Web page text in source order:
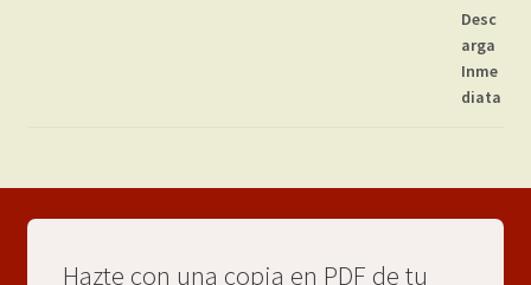
Hazte con una copia en PDF de tu